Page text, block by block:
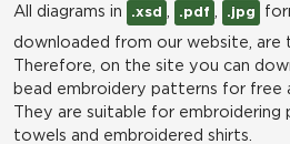
All diagrams in
.xsd .pdf .jpg
downloaded from our website, are
Therefore, on the site you can
bead embroidery patterns for free
They are suitable for embroidering
towels and embroidered shirts.